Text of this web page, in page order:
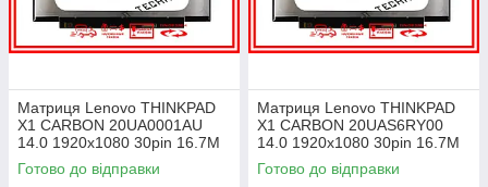
Матриця Lenovo THINKPAD
X1 CARBON 20UA0001AU
14.0 1920x1080 30pin 16.7M
45% NTSC 300 cd/m² для
ноутбука
Готово до відправки
Матриця Lenovo THINKPAD
X1 CARBON 20UAS6RY00
14.0 1920x1080 30pin 16.7M
45% NTSC 300 cd/m² для
ноутбука
Готово до відправки